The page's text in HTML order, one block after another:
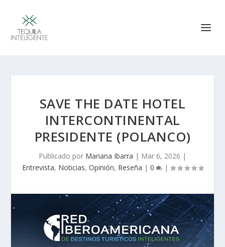
SAVE THE DATE HOTEL
INTERCONTINENTAL
PRESIDENTE (POLANCO)
Publicado por Mariana Ibarra | Mar 6, 2026 |
Entrevista, Noticias, Opinión, Reseña | 0 |